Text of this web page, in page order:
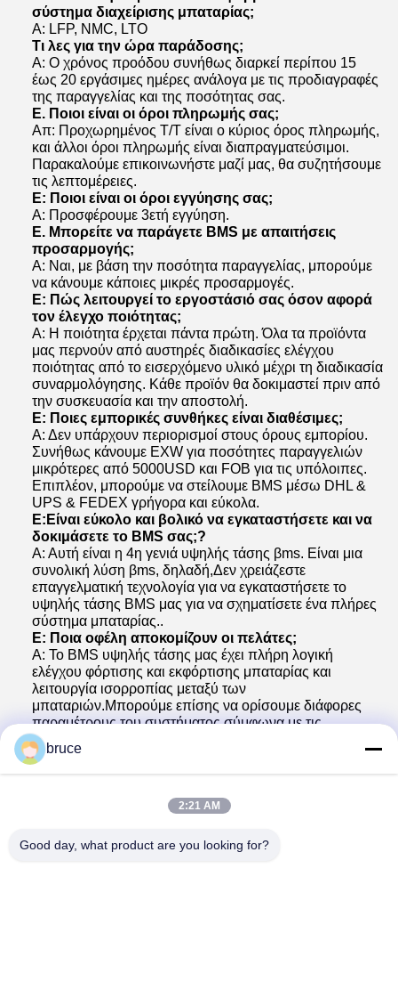
σύστημα διαχείρισης μπαταρίας;
Α: LFP, NMC, LTO
Τι λες για την ώρα παράδοσης;
Α: Ο χρόνος προόδου συνήθως διαρκεί περίπου 15
έως 20 εργάσιμες ημέρες ανάλογα με τις προδιαγραφές
της παραγγελίας και της ποσότητας σας.
Ε. Ποιοι είναι οι όροι πληρωμής σας;
Απ: Προχωρημένος T/T είναι ο κύριος όρος πληρωμής,
και άλλοι όροι πληρωμής είναι διαπραγματεύσιμοι.
Παρακαλούμε επικοινωνήστε μαζί μας, θα συζητήσουμε
τις λεπτομέρειες.
Ε: Ποιοι είναι οι όροι εγγύησης σας;
Α: Προσφέρουμε 3ετή εγγύηση.
Ε. Μπορείτε να παράγετε BMS με απαιτήσεις
προσαρμογής;
Α: Ναι, με βάση την ποσότητα παραγγελίας, μπορούμε
να κάνουμε κάποιες μικρές προσαρμογές.
Ε: Πώς λειτουργεί το εργοστάσιό σας όσον αφορά
τον έλεγχο ποιότητας;
Α: Η ποιότητα έρχεται πάντα πρώτη. Όλα τα προϊόντα
μας περνούν από αυστηρές διαδικασίες ελέγχου
ποιότητας από το εισερχόμενο υλικό μέχρι τη διαδικασία
συναρμολόγησης. Κάθε προϊόν θα δοκιμαστεί πριν από
την συσκευασία και την αποστολή.
Ε: Ποιες εμπορικές συνθήκες είναι διαθέσιμες;
Α: Δεν υπάρχουν περιορισμοί στους όρους εμπορίου.
Συνήθως κάνουμε EXW για ποσότητες παραγγελιών
μικρότερες από 5000USD και FOB για τις υπόλοιπες.
Επιπλέον, μπορούμε να στείλουμε BMS μέσω DHL &
UPS & FEDEX γρήγορα και εύκολα.
Ε:Είναι εύκολο και βολικό να εγκαταστήσετε και να
δοκιμάσετε το BMS σας;?
Α: Αυτή είναι η 4η γενιά υψηλής τάσης βms. Είναι μια
συνολική λύση βms, δηλαδή,Δεν χρειάζεστε
επαγγελματική τεχνολογία για να εγκαταστήσετε το
υψηλής τάσης BMS μας για να σχηματίσετε ένα πλήρες
σύστημα μπαταρίας..
Ε: Ποια οφέλη αποκομίζουν οι πελάτες;
Α: Το BMS υψηλής τάσης μας έχει πλήρη λογική
ελέγχου φόρτισης και εκφόρτισης μπαταρίας και
λειτουργία ισορροπίας μεταξύ των
μπαταριών.Μπορούμε επίσης να ορίσουμε διάφορες
παραμέτρους του συστήματος σύμφωνα με τις
πραγματικές ανάγκες των πελατών για να εξασφαλιστεί
η σταθερότητα, την αξιοπιστία και την αποτελεσματική
λειτουργία του συστήματος.
bruce
2:21 AM
Good day, what product are you looking for?